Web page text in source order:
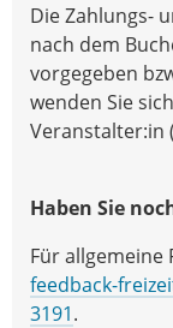
Die Zahlungs-
nach dem
vorgegeben
wenden Sie
Veranstalter:in
Haben Sie
Für allgemeine
feedback-
3191.